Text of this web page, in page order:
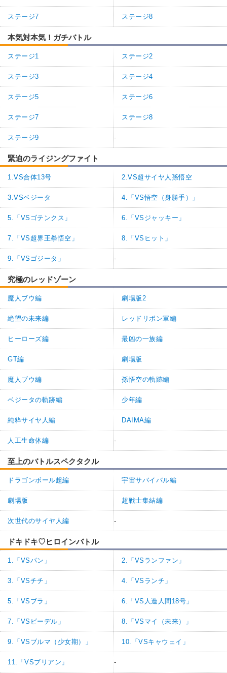
ステージ7 ステージ8
本気対本気！ガチバトル
ステージ1 ステージ2
ステージ3 ステージ4
ステージ5 ステージ6
ステージ7 ステージ8
ステージ9 -
緊迫のライジングファイト
1.VS合体13号 2.VS超サイヤ人孫悟空
3.VSベジータ 4.「VS悟空（身勝手）」
5.「VSゴテンクス」 6.「VSジャッキー」
7.「VS超界王拳悟空」 8.「VSヒット」
9.「VSゴジータ」 -
究極のレッドゾーン
魔人ブウ編 劇場版2
絶望の未来編 レッドリボン軍編
ヒーローズ編 最凶の一族編
GT編 劇場版
魔人ブウ編 孫悟空の軌跡編
ベジータの軌跡編 少年編
純粋サイヤ人編 DAIMA編
人工生命体編 -
至上のバトルスペクタクル
ドラゴンボール超編 宇宙サバイバル編
劇場版 超戦士集結編
次世代のサイヤ人編 -
ドキドキ♡ヒロインバトル
1.「VSパン」 2.「VSランファン」
3.「VSチチ」 4.「VSランチ」
5.「VSブラ」 6.「VS人造人間18号」
7.「VSビーデル」 8.「VSマイ（未来）」
9.「VSブルマ（少女期）」 10.「VSキャウェイ」
11.「VSブリアン」 -